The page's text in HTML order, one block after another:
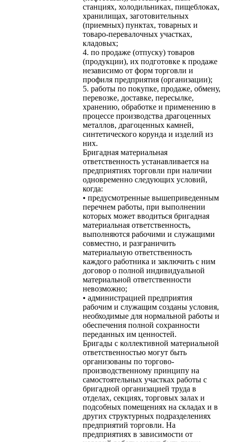
станциях, холодильниках, пищеблоках,
хранилищах, заготовительных
(приемных) пунктах, товарных и
товаро-перевалочных участках,
кладовых;
4. по продаже (отпуску) товаров
(продукции), их подготовке к продаже
независимо от форм торговли и
профиля предприятия (организации);
5. работы по покупке, продаже, обмену,
перевозке, доставке, пересылке,
хранению, обработке и применению в
процессе производства драгоценных
металлов, драгоценных камней,
синтетического корунда и изделий из
них.
Бригадная материальная
ответственность устанавливается на
предприятиях торговли при наличии
одновременно следующих условий,
когда:
• предусмотренные вышеприведенным
перечнем работы, при выполнении
которых может вводиться бригадная
материальная ответственность,
выполняются рабочими и служащими
совместно, и разграничить
материальную ответственность
каждого работника и заключить с ним
договор о полной индивидуальной
материальной ответственности
невозможно;
• администрацией предприятия
рабочим и служащим созданы условия,
необходимые для нормальной работы и
обеспечения полной сохранности
переданных им ценностей.
Бригады с коллективной материальной
ответственностью могут быть
организованы по торгово-
производственному принципу на
самостоятельных участках работы с
бригадной организацией труда в
отделах, секциях, торговых залах и
подсобных помещениях на складах и в
других структурных подразделениях
предприятий торговли. На
предприятиях в зависимости от